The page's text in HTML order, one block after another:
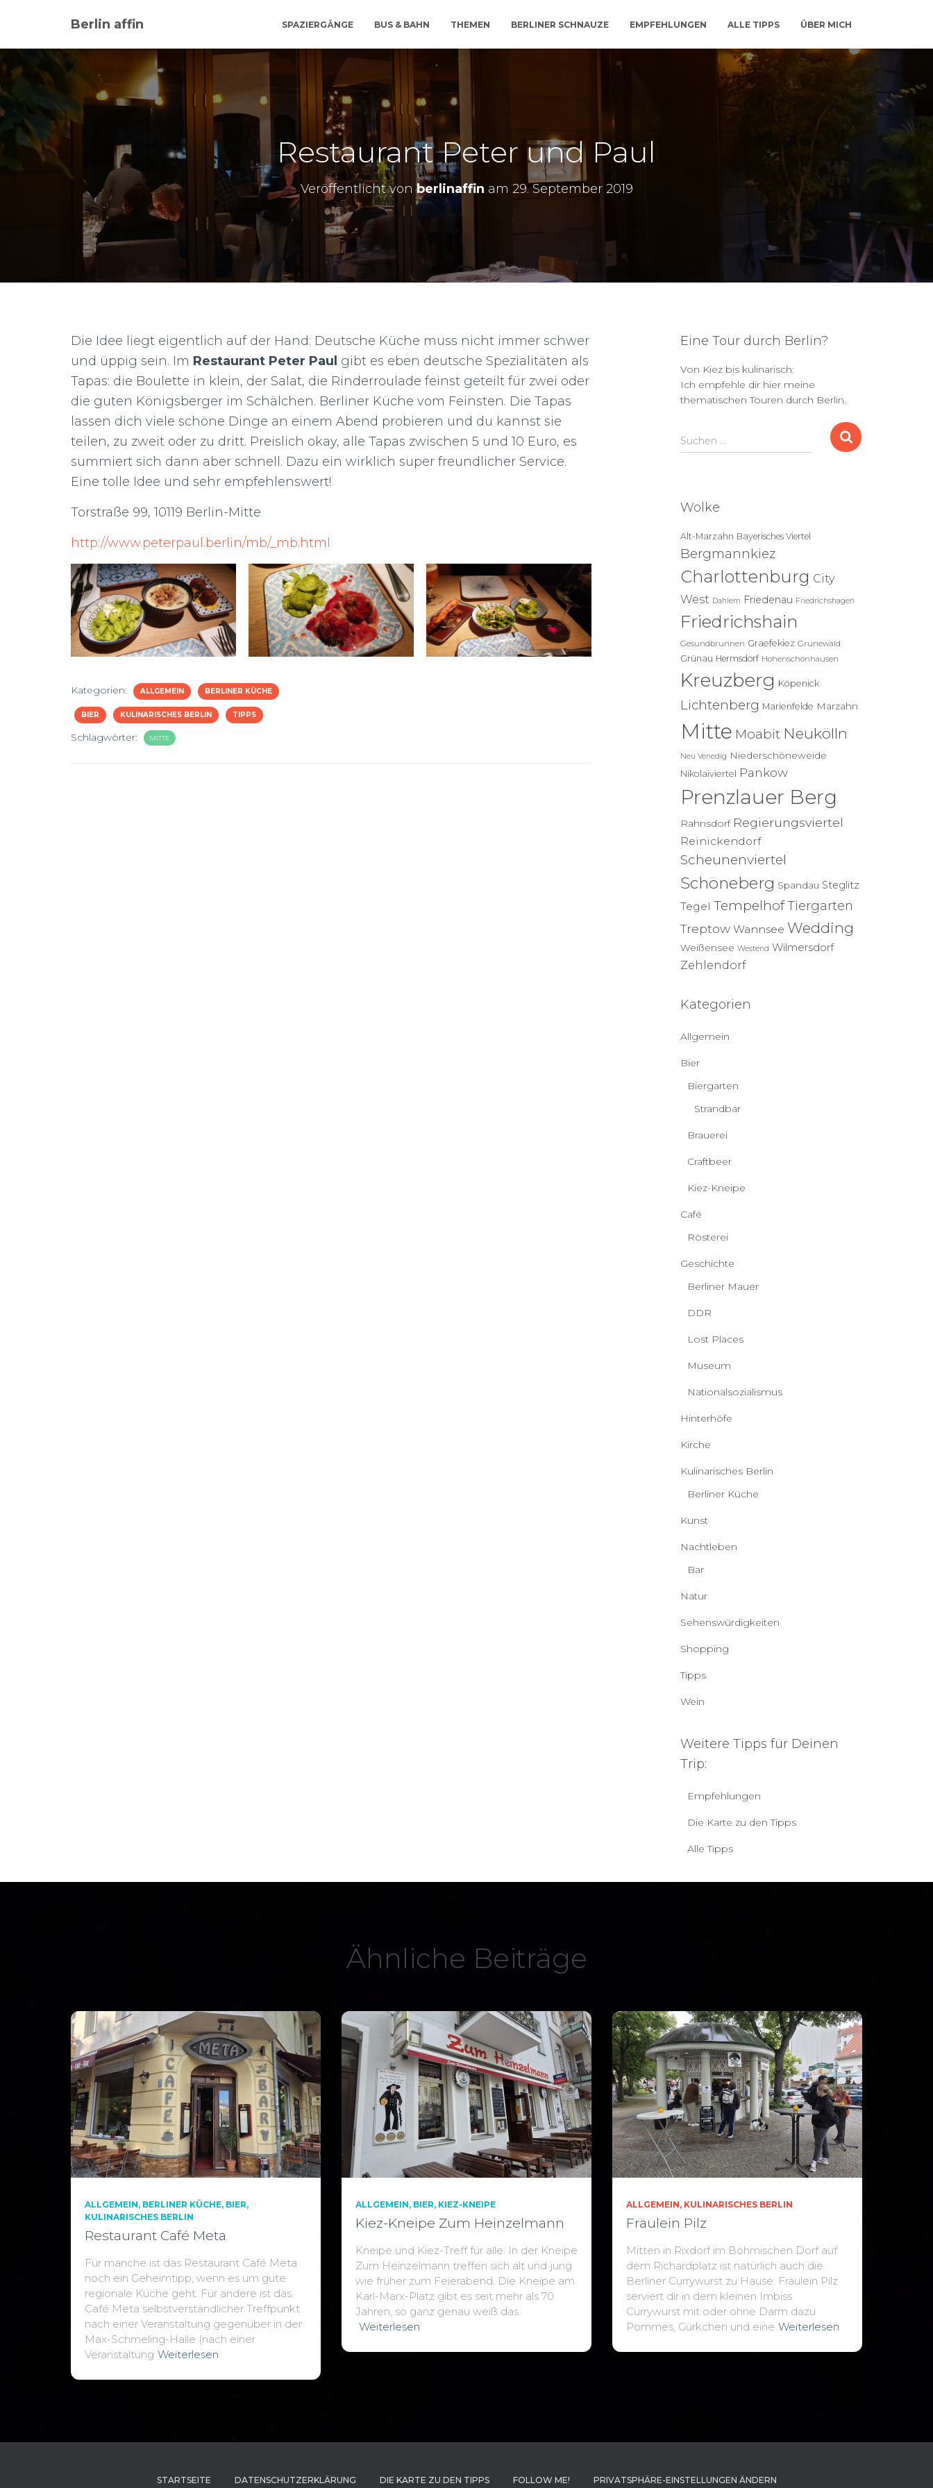
Berlin affin SPAZIERGÄNGE BUS & BAHN THEMEN BERLINER SCHNAUZE EMPFEHLUNGEN ALLE TIPPS ÜBER MICH
Restaurant Peter und Paul
Veröffentlicht vonberlinaffin am 29. September 2019
Die Idee liegt eigentlich auf der Hand: Deutsche Küche muss nicht immer schwer
und üppig sein. Im Restaurant Peter Paul gibt es eben deutsche Spezialitäten als
Tapas: die Boulette in klein, der Salat, die Rinderroulade feinst geteilt für zwei oder
die guten Königsberger im Schälchen. Berliner Küche vom Feinsten. Die Tapas
lassen dich viele schöne Dinge an einem Abend probieren und du kannst sie
teilen, zu zweit oder zu dritt. Preislich okay, alle Tapas zwischen 5 und 10 Euro, es
summiert sich dann aber schnell. Dazu ein wirklich super freundlicher Service.
Eine tolle Idee und sehr empfehlenswert!
Torstraße 99, 10119 Berlin-Mitte
http://www.peterpaul.berlin/mb/_mb.html
Kategorien: ALLGEMEIN BERLINER KÜCHE
BIER KULINARISCHES BERLIN TIPPS
Schlagwörter: MITTE
Eine Tour durch Berlin?
Von Kiez bis kulinarisch:
Ich empfehle dir hier meine
thematischen Touren durch Berlin.
S
u
n
a
c
h
Suchen …
Wolke
Alt-Marzahn Bayerisches Viertel
Bergmannkiez
Charlottenburg City
West Dahlem Friedenau Friedrichshagen
Friedrichshain
Gesundbrunnen Graefekiez Grunewald
Grünau Hermsdorf Hohenschönhausen
Kreuzberg Köpenick
Lichtenberg Marienfelde Marzahn
Mitte Moabit Neukölln
Neu Venedig Niederschöneweide
Nikolaiviertel Pankow
Prenzlauer Berg
Rahnsdorf Regierungsviertel
Reinickendorf
Scheunenviertel
Schöneberg Spandau Steglitz
Tegel Tempelhof Tiergarten
Treptow Wannsee Wedding
Weißensee Westend Wilmersdorf
Zehlendorf
Kategorien
Allgemein
Bier
Biergarten
Strandbar
Brauerei
Craftbeer
Kiez-Kneipe
Café
Rösterei
Geschichte
Berliner Mauer
DDR
Lost Places
Museum
Nationalsozialismus
Hinterhöfe
Kirche
Kulinarisches Berlin
Berliner Küche
Kunst
Nachtleben
Bar
Natur
Sehenswürdigkeiten
Shopping
Tipps
Wein
Weitere Tipps für Deinen
Trip:
Empfehlungen
Die Karte zu den Tipps
Alle Tipps
Ähnliche Beiträge
ALLGEMEIN BERLINER KÜCHE BIER
KULINARISCHES BERLIN
Restaurant Café Meta
Für manche ist das Restaurant Café Meta
noch ein Geheimtipp, wenn es um gute
regionale Küche geht. Für andere ist das
Café Meta selbstverständlicher Treffpunkt
nach einer Veranstaltung gegenüber in der
Max-Schmeling-Halle (nach einer
Veranstaltung Weiterlesen
ALLGEMEIN BIER KIEZ-KNEIPE
Kiez-Kneipe Zum Heinzelmann
Kneipe und Kiez-Treff für alle: In der Kneipe
Zum Heinzelmann treffen sich alt und jung
wie früher zum Feierabend. Die Kneipe am
Karl-Marx-Platz gibt es seit mehr als 70
Jahren, so ganz genau weiß das
Weiterlesen
ALLGEMEIN KULINARISCHES BERLIN
Fräulein Pilz
Mitten in Rixdorf im Böhmischen Dorf auf
dem Richardplatz ist natürlich auch die
Berliner Currywurst zu Hause: Fräulein Pilz
serviert dir in dem kleinen Imbiss
Currywurst mit oder ohne Darm dazu
Pommes, Gürkchen und eine Weiterlesen
STARTSEITE DATENSCHUTZERKLÄRUNG DIE KARTE ZU DEN TIPPS FOLLOW ME! PRIVATSPHÄRE-EINSTELLUNGEN ÄNDERN